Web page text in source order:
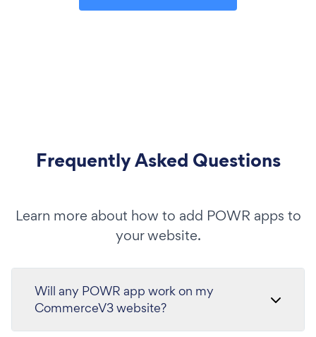
Frequently Asked Questions
Learn more about how to add POWR apps to
your website.
Will any POWR app work on my
CommerceV3 website?